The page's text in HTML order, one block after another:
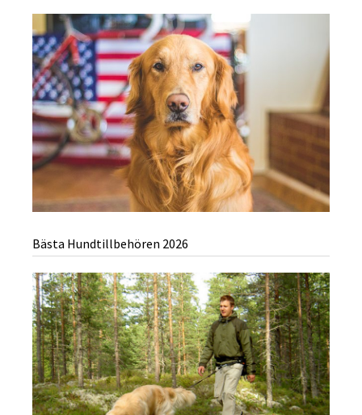
Bästa Hundtillbehören 2026